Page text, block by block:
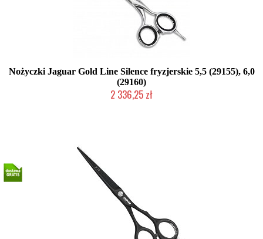
Nożyczki Jaguar Gold Line Silence fryzjerskie 5,5 (29155), 6,0
(29160)
2 336,25 zł